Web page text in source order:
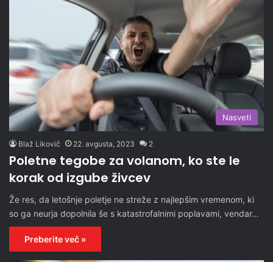
Nasveti
Blaž Likovič 22. avgusta, 2023 2
Poletne tegobe za volanom, ko ste le
korak od izgube živcev
Že res, da letošnje poletje ne streže z najlepšim vremenom, ki
so ga neurja dopolnila še s katastrofalnimi poplavami, vendar…
Preberite več »